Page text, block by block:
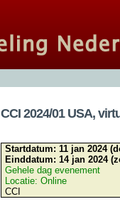
CCI 2024/01 USA,
Startdatum: 11 jan 2024
Einddatum: 14 jan 2024
Gehele dag evenement
Locatie: Online
CCI